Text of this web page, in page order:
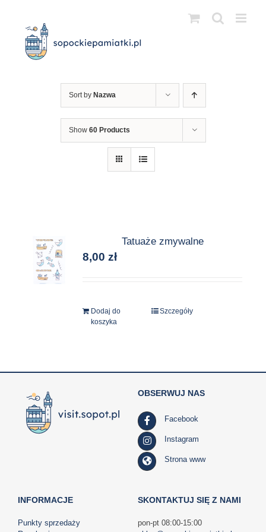
zawartości
Sort by Nazwa
Show 60 Products
Tatuaże zmywalne
8,00zł
Dodaj do
koszyka
Szczegóły
INFORMACJE
Punkty sprzedaży
OBSERWUJ NAS
Facebook
Instagram
Strona www
SKONTAKTUJ SIĘ Z NAMI
pon-pt 08:00-15:00